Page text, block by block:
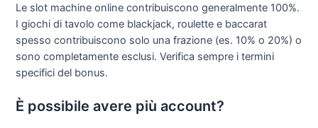
Le slot machine online contribuiscono generalmente 100%.
I giochi di tavolo come blackjack, roulette e baccarat
spesso contribuiscono solo una frazione (es. 10% o 20%) o
sono completamente esclusi. Verifica sempre i termini
specifici del bonus.
È possibile avere più account?